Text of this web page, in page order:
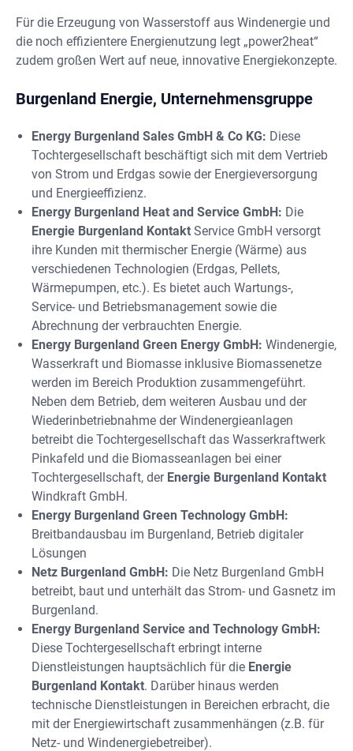
Für die Erzeugung von Wasserstoff aus Windenergie und
die noch effizientere Energienutzung legt „power2heat“
zudem großen Wert auf neue, innovative Energiekonzepte.
Burgenland Energie, Unternehmensgruppe
Energy Burgenland Sales GmbH & Co KG: Diese
Tochtergesellschaft beschäftigt sich mit dem Vertrieb
von Strom und Erdgas sowie der Energieversorgung
und Energieeffizienz.
Energy Burgenland Heat and Service GmbH: Die
Energie Burgenland Kontakt Service GmbH versorgt
ihre Kunden mit thermischer Energie (Wärme) aus
verschiedenen Technologien (Erdgas, Pellets,
Wärmepumpen, etc.). Es bietet auch Wartungs-,
Service- und Betriebsmanagement sowie die
Abrechnung der verbrauchten Energie.
Energy Burgenland Green Energy GmbH: Windenergie,
Wasserkraft und Biomasse inklusive Biomassenetze
werden im Bereich Produktion zusammengeführt.
Neben dem Betrieb, dem weiteren Ausbau und der
Wiederinbetriebnahme der Windenergieanlagen
betreibt die Tochtergesellschaft das Wasserkraftwerk
Pinkafeld und die Biomasseanlagen bei einer
Tochtergesellschaft, der Energie Burgenland Kontakt
Windkraft GmbH.
Energy Burgenland Green Technology GmbH:
Breitbandausbau im Burgenland, Betrieb digitaler
Lösungen
Netz Burgenland GmbH: Die Netz Burgenland GmbH
betreibt, baut und unterhält das Strom- und Gasnetz im
Burgenland.
Energy Burgenland Service and Technology GmbH:
Diese Tochtergesellschaft erbringt interne
Dienstleistungen hauptsächlich für die Energie
Burgenland Kontakt. Darüber hinaus werden
technische Dienstleistungen in Bereichen erbracht, die
mit der Energiewirtschaft zusammenhängen (z.B. für
Netz- und Windenergiebetreiber).